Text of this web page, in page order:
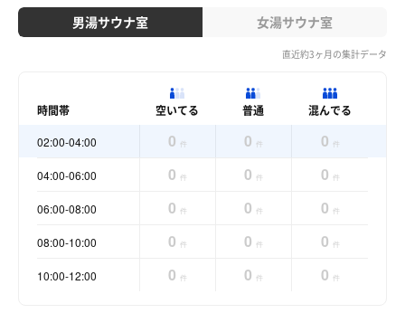
男湯サウナ室 女湯サウナ室
直近約3ヶ月の集計データ
時間帯 空いてる 普通 混んでる
02:00-04:00 0 件 0 件 0 件
04:00-06:00 0 件 0 件 0 件
06:00-08:00 0 件 0 件 0 件
08:00-10:00 0 件 0 件 0 件
10:00-12:00 0 件 0 件 0 件